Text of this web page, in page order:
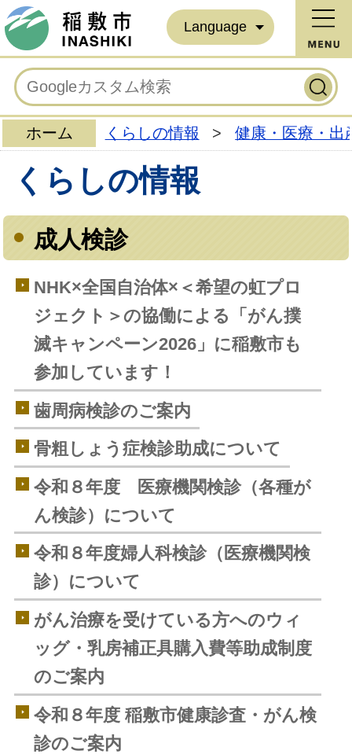
Language
ホーム くらしの情報 > 健康・医療・出
くらしの情報
成人検診
NHK×全国自治体×＜希望の虹プロ
ジェクト＞の協働による「がん撲
滅キャンペーン2026」に稲敷市も
参加しています！
歯周病検診のご案内
骨粗しょう症検診助成について
令和８年度 医療機関検診（各種が
ん検診）について
令和８年度婦人科検診（医療機関検
診）について
がん治療を受けている方へのウィ
ッグ・乳房補正具購入費等助成制度
のご案内
令和８年度 稲敷市健康診査・がん検
診のご案内